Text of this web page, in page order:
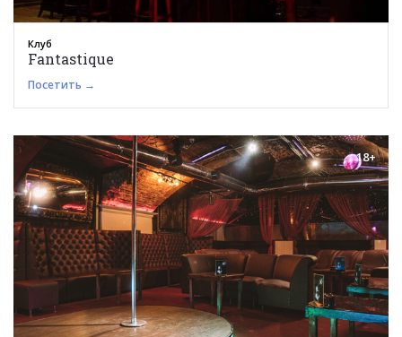
Клуб
Fantastique
Посетить →
18+